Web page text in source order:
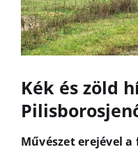
Kék és zöld
Művészet erejével